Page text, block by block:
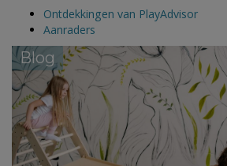
Ontdekkingen van PlayAdvisor
Aanraders
Blog